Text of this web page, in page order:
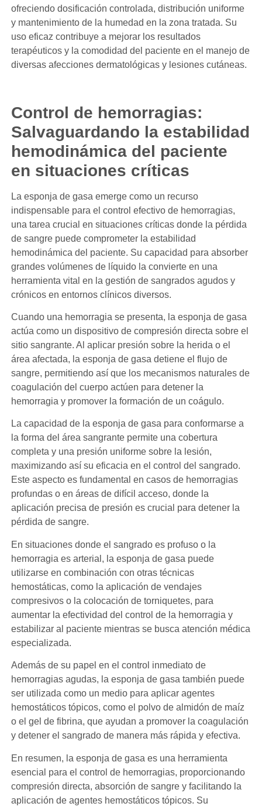
ofreciendo dosificación controlada, distribución uniforme
y mantenimiento de la humedad en la zona tratada. Su
uso eficaz contribuye a mejorar los resultados
terapéuticos y la comodidad del paciente en el manejo de
diversas afecciones dermatológicas y lesiones cutáneas.
Control de hemorragias:
Salvaguardando la estabilidad
hemodinámica del paciente
en situaciones críticas
La esponja de gasa emerge como un recurso
indispensable para el control efectivo de hemorragias,
una tarea crucial en situaciones críticas donde la pérdida
de sangre puede comprometer la estabilidad
hemodinámica del paciente. Su capacidad para absorber
grandes volúmenes de líquido la convierte en una
herramienta vital en la gestión de sangrados agudos y
crónicos en entornos clínicos diversos.
Cuando una hemorragia se presenta, la esponja de gasa
actúa como un dispositivo de compresión directa sobre el
sitio sangrante. Al aplicar presión sobre la herida o el
área afectada, la esponja de gasa detiene el flujo de
sangre, permitiendo así que los mecanismos naturales de
coagulación del cuerpo actúen para detener la
hemorragia y promover la formación de un coágulo.
La capacidad de la esponja de gasa para conformarse a
la forma del área sangrante permite una cobertura
completa y una presión uniforme sobre la lesión,
maximizando así su eficacia en el control del sangrado.
Este aspecto es fundamental en casos de hemorragias
profundas o en áreas de difícil acceso, donde la
aplicación precisa de presión es crucial para detener la
pérdida de sangre.
En situaciones donde el sangrado es profuso o la
hemorragia es arterial, la esponja de gasa puede
utilizarse en combinación con otras técnicas
hemostáticas, como la aplicación de vendajes
compresivos o la colocación de torniquetes, para
aumentar la efectividad del control de la hemorragia y
estabilizar al paciente mientras se busca atención médica
especializada.
Además de su papel en el control inmediato de
hemorragias agudas, la esponja de gasa también puede
ser utilizada como un medio para aplicar agentes
hemostáticos tópicos, como el polvo de almidón de maíz
o el gel de fibrina, que ayudan a promover la coagulación
y detener el sangrado de manera más rápida y efectiva.
En resumen, la esponja de gasa es una herramienta
esencial para el control de hemorragias, proporcionando
compresión directa, absorción de sangre y facilitando la
aplicación de agentes hemostáticos tópicos. Su